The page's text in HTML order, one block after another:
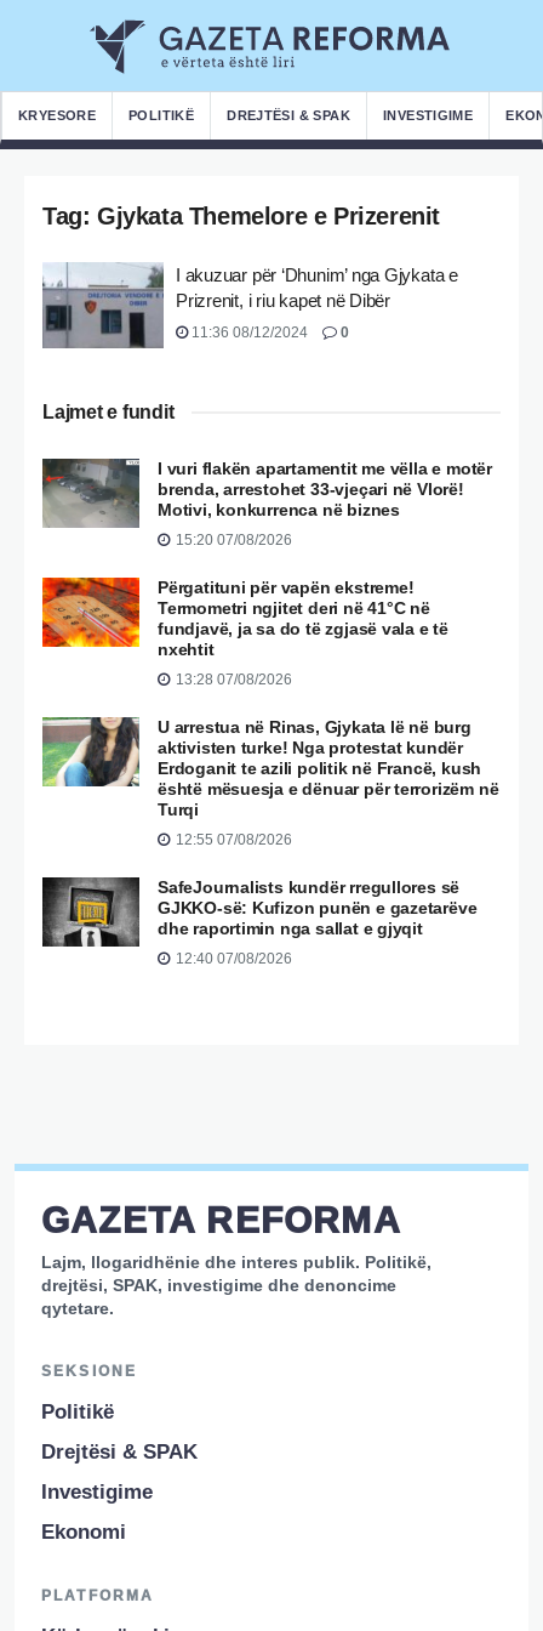
KRYESORE POLITIKË DREJTËSI & SPAK INVESTIGIME
Tag: Gjykata Themelore e Prizerenit
I akuzuar për ‘Dhunim’ nga Gjykata e
Prizrenit, i riu kapet në Dibër
11:36 08/12/2024 0
Lajmet e fundit
I vuri flakën apartamentit me vëlla e motër
brenda, arrestohet 33-vjeçari në Vlorë!
Motivi, konkurrenca në biznes
15:20 07/08/2026
Përgatituni për vapën ekstreme!
Termometri ngjitet deri në 41°C në
fundjavë, ja sa do të zgjasë vala e të
nxehtit
13:28 07/08/2026
U arrestua në Rinas, Gjykata lë në burg
aktivisten turke! Nga protestat kundër
Erdoganit te azili politik në Francë, kush
është mësuesja e dënuar për terrorizëm në
Turqi
12:55 07/08/2026
SafeJournalists kundër rregullores së
GJKKO-së: Kufizon punën e gazetarëve
dhe raportimin nga sallat e gjyqit
12:40 07/08/2026
GAZETA REFORMA
Lajm, llogaridhënie dhe interes publik. Politikë,
drejtësi, SPAK, investigime dhe denoncime
qytetare.
SEKSIONE
Politikë
Drejtësi & SPAK
Investigime
Ekonomi
PLATFORMA